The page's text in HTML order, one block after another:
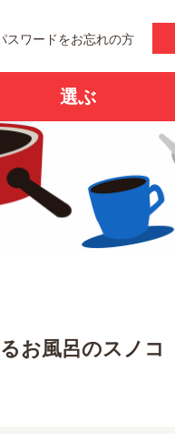
スワードをお忘れの方
選ぶ
るお風呂のスノコ